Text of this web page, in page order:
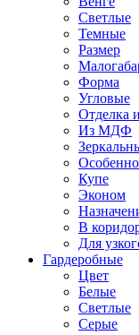
Светлые
Темные
Размер
Форма
Угловые
Отделка
Из МДФ
Купе
Эконом
В
Для
Гардеробные
Цвет
Белые
Светлые
Серые